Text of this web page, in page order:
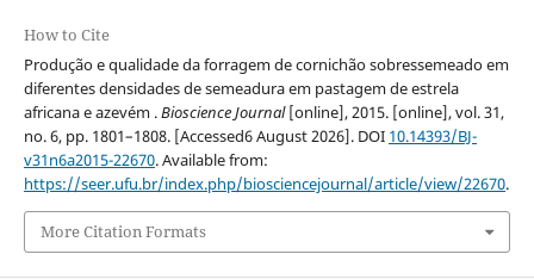
How to Cite
Produção e qualidade da forragem de cornichão sobressemeado em
diferentes densidades de semeadura em pastagem de estrela
africana e azevém .Bioscience Journal[online], 2015. [online], vol. 31,
no. 6, pp. 1801–1808. [Accessed6 August 2026]. DOI 10.14393/BJ-
v31n6a2015-22670. Available from:
https://seer.ufu.br/index.php/biosciencejournal/article/view/22670.
More Citation Formats